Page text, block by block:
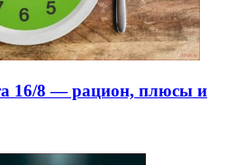
16/8 — рацион, плюсы и